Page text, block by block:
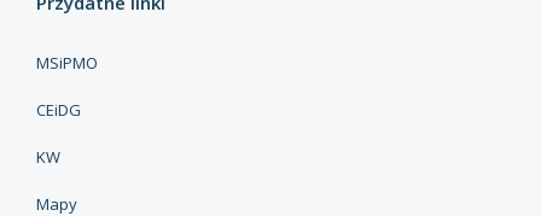
MSiPMO
CEiDG
KW
Mapy